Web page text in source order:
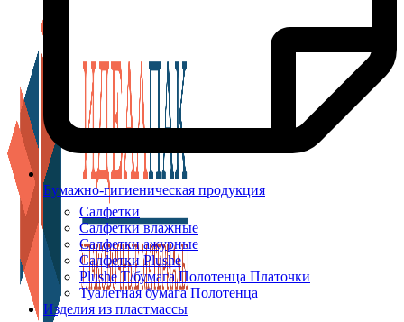
Бумажно-гигиеническая продукция
Салфетки
Салфетки влажные
Салфетки ажурные
Салфетки Plushe
Plushe Т/бумага Полотенца Платочки
Туалетная бумага Полотенца
Изделия из пластмассы